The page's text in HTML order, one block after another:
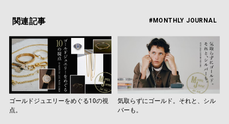
関連記事 #MONTHLY JOURNAL
ゴールドジュエリーをめぐる10の視
点。
気取らずにゴールド。それと、シル
バーも。